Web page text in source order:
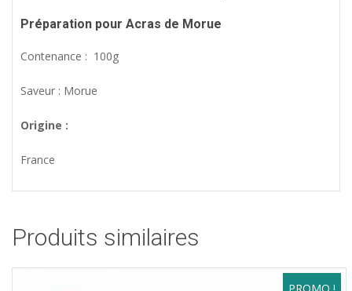
Préparation pour Acras de Morue
Contenance : 100g
Saveur : Morue
Origine :
France
Produits similaires